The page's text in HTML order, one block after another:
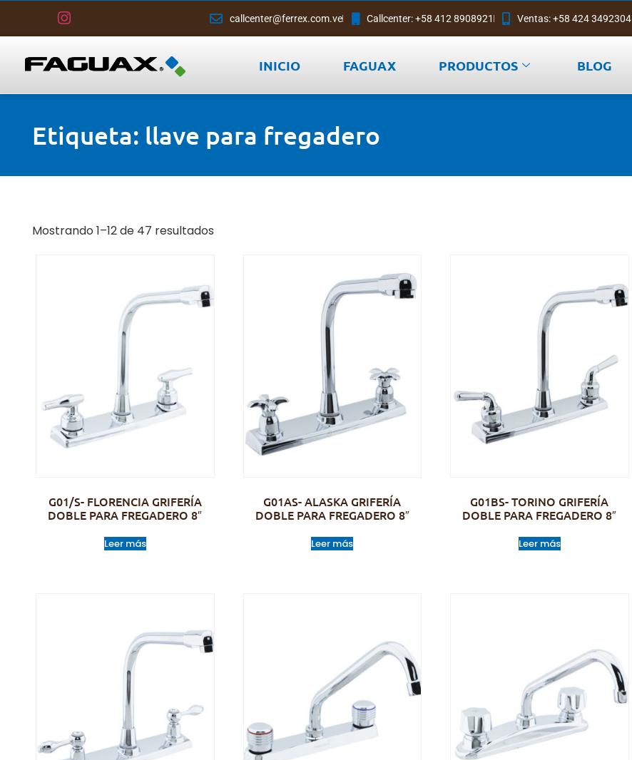
callcenter@ferrex.com.ve Callcenter: +58 412 8908921 Ventas: +58 424 3492304
INICIO FAGUAX PRODUCTOS BLOG
Etiqueta: llave para fregadero
Mostrando 1–12 de 47 resultados
G01/S- FLORENCIA GRIFERÍA
DOBLE PARA FREGADERO 8″
Leer más
G01AS- ALASKA GRIFERÍA
DOBLE PARA FREGADERO 8″
Leer más
G01BS- TORINO GRIFERÍA
DOBLE PARA FREGADERO 8″
Leer más